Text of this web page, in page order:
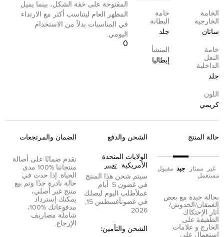
الخامة
الخارجية
ساتان
خامة
البطانة
جلد
خامة
النعل
الداخلية
جلد
المنشأ
إيطاليا
اللون
كريمي
المفتوحة على خفة الشكل، بينما يميل
المظهر العام ليتناسب أكثر مع الارتداء
في المناسبات بدلاً من الاستخدام
اليومي.
0
حالة المنتج
غير
مستعمل
ممتاز جيد مقبول
بحالة جيدة مع بعض
الغمقان/الخدوش/
أثار الإحتكاك
الطفيفة على
الخارج و علامات
إستعمال على
الشحن والدفع
الولايات المتحدة
الأمريكية
تغيير
سيتم شحن هذا المنتج
في غضون 5
أيام
عملأطلب اليوم ليصلك
في غضون
أغسطس 15,
2026
الشحن والتأمين:
الضمان والمرتجعات
نقدم ضمانًا على أصالة
منتجاتنا %100 مدى
الحياة. إذا حدث في
حالة نادرة جدًا وتم بيع
منتج غير أصلي،
يمكنك إسترداد
مدفوعاتك %100،
شاملة مصاريف
الإرجاع.